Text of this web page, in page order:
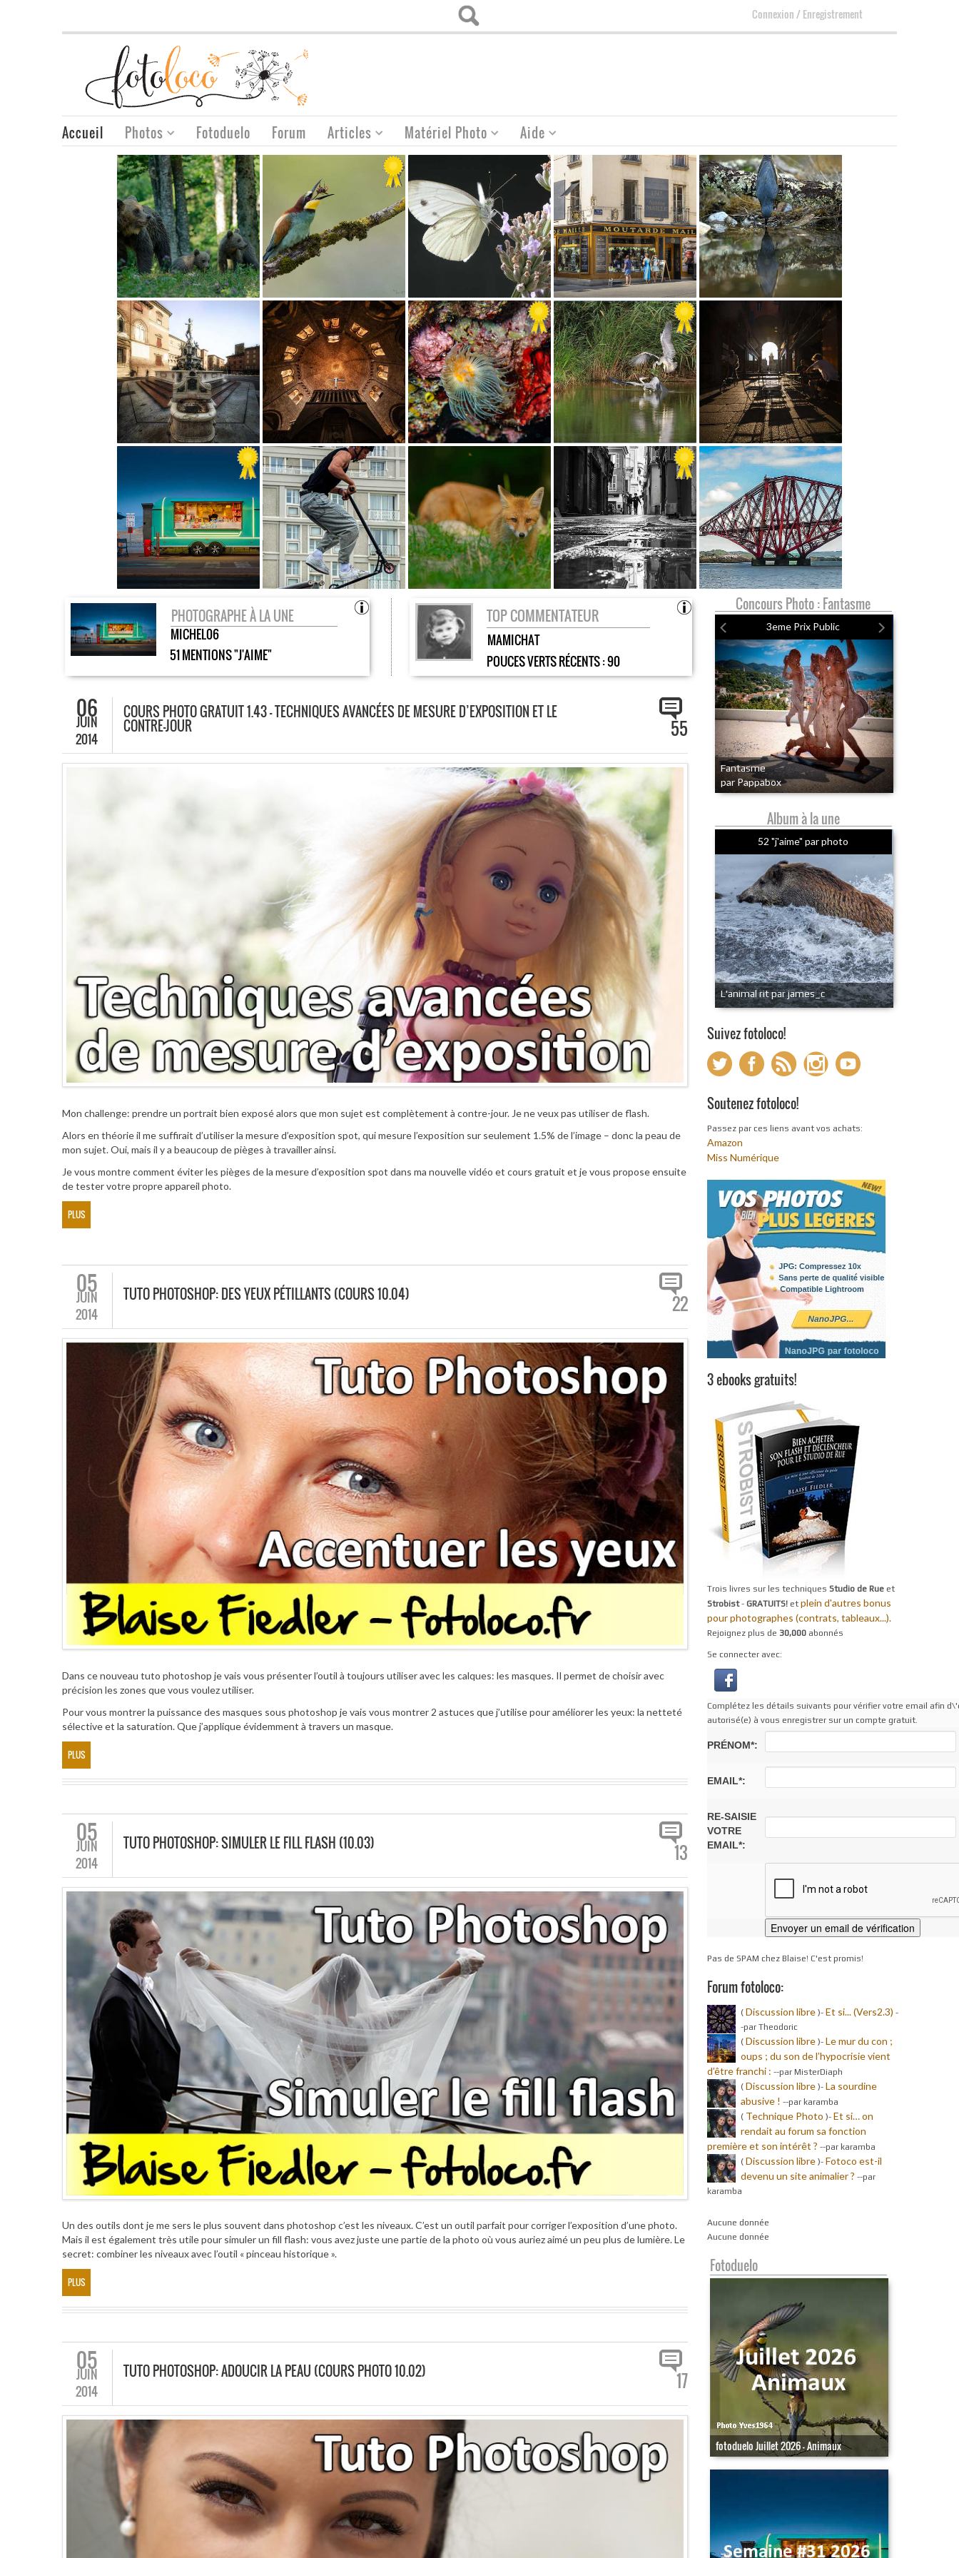
Connexion/Enregistrement
Accueil Photos Fotoduelo Forum Articles Matériel Photo Aide
PHOTOGRAPHE À LA UNE
MICHEL06
51 MENTIONS "J'AIME"
TOP COMMENTATEUR
MAMICHAT
POUCES VERTS RÉCENTS :90
06
JUIN
2014
COURS PHOTO GRATUIT 1.43 – TECHNIQUES AVANCÉES DE MESURE D’EXPOSITION ET LE
CONTRE-JOUR 55
Mon challenge: prendre un portrait bien exposé alors que mon sujet est complètement à contre-jour. Je ne veux pas utiliser de flash.
Alors en théorie il me suffirait d’utiliser la mesure d’exposition spot, qui mesure l’exposition sur seulement 1.5% de l’image – donc la peau de
mon sujet. Oui, mais il y a beaucoup de pièges à travailler ainsi.
Je vous montre comment éviter les pièges de la mesure d’exposition spot dans ma nouvelle vidéo et cours gratuit et je vous propose ensuite
de tester votre propre appareil photo.
PLUS
05
JUIN
2014
TUTO PHOTOSHOP: DES YEUX PÉTILLANTS (COURS 10.04) 22
Dans ce nouveau tuto photoshop je vais vous présenter l’outil à toujours utiliser avec les calques: les masques. Il permet de choisir avec
précision les zones que vous voulez utiliser.
Pour vous montrer la puissance des masques sous photoshop je vais vous montrer 2 astuces que j’utilise pour améliorer les yeux: la netteté
sélective et la saturation. Que j’applique évidemment à travers un masque.
PLUS
05
JUIN
2014
TUTO PHOTOSHOP: SIMULER LE FILL FLASH (10.03) 13
Un des outils dont je me sers le plus souvent dans photoshop c’est les niveaux. C’est un outil parfait pour corriger l’exposition d’une photo.
Mais il est également très utile pour simuler un fill flash: vous avez juste une partie de la photo où vous auriez aimé un peu plus de lumière. Le
secret: combiner les niveaux avec l’outil « pinceau historique ».
PLUS
05
JUIN
2014
TUTO PHOTOSHOP: ADOUCIR LA PEAU (COURS PHOTO 10.02) 17
Concours Photo : Fantasme
3eme Prix Public
Fantasme
par Pappabox
Album à la une
52 "j'aime" par photo
L'animal rit par james_c
Suivez fotoloco!
Soutenez fotoloco!
Passez par ces liens avant vos achats:
Amazon
Miss Numérique
3 ebooks gratuits!
Trois livres sur les techniques Studio de Rueet
Strobist- GRATUITS! et plein d'autres bonus
pour photographes (contrats, tableaux...).
Rejoignez plus de 30,000abonnés
Se connecter avec:
Complétez les détails suivants pour vérifier votre email afin
autorisé(e) à vous enregistrer sur un compte gratuit.
PRÉNOM*:
EMAIL*:
RE-SAISIE
VOTRE
EMAIL*:
Pas de SPAM chez Blaise! C'est promis!
Forum fotoloco:
( Discussion libre)- Et si... (Vers2.3) -
-par Theodoric
( Discussion libre)- Le mur du con ;
oups ; du son de l’hypocrisie vient
d’être franchi : --par MisterDiaph
( Discussion libre)- La sourdine
abusive ! --par karamba
( Technique Photo )- Et si… on
rendait au forum sa fonction
première et son intérêt ? --par karamba
( Discussion libre)- Fotoco est-il
devenu un site animalier ? --par
karamba
Aucune donnée
Aucune donnée
Fotoduelo
fotoduelo Juillet 2026 - Animaux